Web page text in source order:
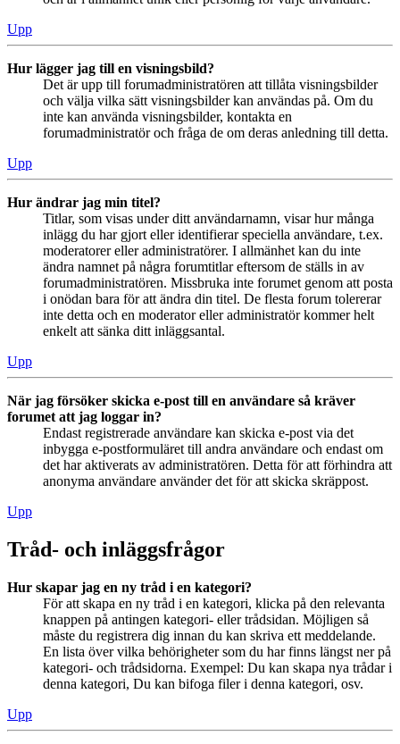
Upp
Hur lägger jag till en visningsbild?
Det är upp till forumadministratören att tillåta visningsbilder
och välja vilka sätt visningsbilder kan användas på. Om du
inte kan använda visningsbilder, kontakta en
forumadministratör och fråga de om deras anledning till detta.
Upp
Hur ändrar jag min titel?
Titlar, som visas under ditt användarnamn, visar hur många
inlägg du har gjort eller identifierar speciella användare, t.ex.
moderatorer eller administratörer. I allmänhet kan du inte
ändra namnet på några forumtitlar eftersom de ställs in av
forumadministratören. Missbruka inte forumet genom att posta
i onödan bara för att ändra din titel. De flesta forum tolererar
inte detta och en moderator eller administratör kommer helt
enkelt att sänka ditt inläggsantal.
Upp
När jag försöker skicka e-post till en användare så kräver
forumet att jag loggar in?
Endast registrerade användare kan skicka e-post via det
inbygga e-postformuläret till andra användare och endast om
det har aktiverats av administratören. Detta för att förhindra att
anonyma användare använder det för att skicka skräppost.
Upp
Tråd- och inläggsfrågor
Hur skapar jag en ny tråd i en kategori?
För att skapa en ny tråd i en kategori, klicka på den relevanta
knappen på antingen kategori- eller trådsidan. Möjligen så
måste du registrera dig innan du kan skriva ett meddelande.
En lista över vilka behörigheter som du har finns längst ner på
kategori- och trådsidorna. Exempel: Du kan skapa nya trådar i
denna kategori, Du kan bifoga filer i denna kategori, osv.
Upp